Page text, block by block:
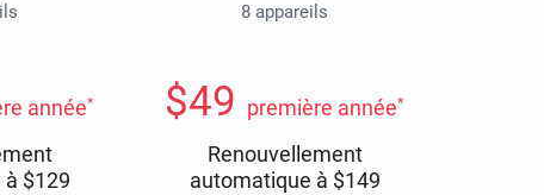
8 appareils
année*
à $129
$49 première année*
Renouvellement
automatique à $149